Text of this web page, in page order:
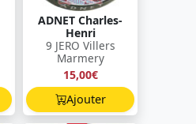
ADNET Charles-
Henri
9 JERO Villers
Marmery
15,00€
Ajouter